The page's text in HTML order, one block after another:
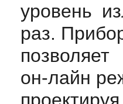
уровень
раз.
он-лайн